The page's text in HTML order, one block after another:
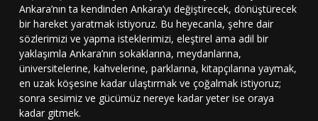
Ankara’nın ta kendinden Ankara’yı değiştirecek, dönüştürecek
bir hareket yaratmak istiyoruz. Bu heyecanla, şehre dair
sözlerimizi ve yapma isteklerimizi, eleştirel ama adil bir
yaklaşımla Ankara’nın sokaklarına, meydanlarına,
üniversitelerine, kahvelerine, parklarına, kitapçılarına yaymak,
en uzak köşesine kadar ulaştırmak ve çoğalmak istiyoruz;
sonra sesimiz ve gücümüz nereye kadar yeter ise oraya
kadar gitmek.